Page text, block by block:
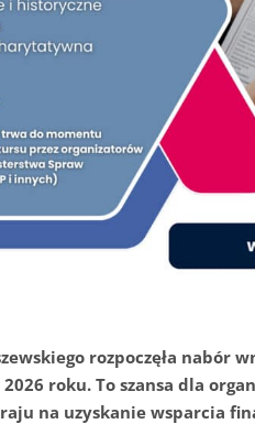
rozpoczęła nabór
roku. To szansa dla
na uzyskanie wsparcia